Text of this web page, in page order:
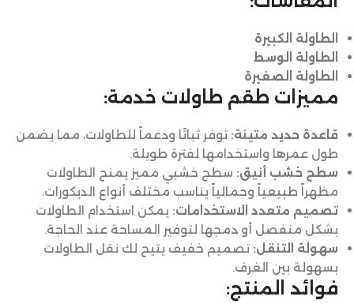
الطاولة الكبيرة
الطاولة الوسط
الطاولة الصغيرة
مميزات طقم طاولات خدمة:
قاعدة حديد متينة: توفر ثباتًا ودعماً للطاولات، مما يضمن
طول عمرها واستخدامها لفترة طويلة.
سطح خشب أنيق: سطح خشبي مميز يمنح الطاولات
مظهراً طبيعياً وجمالياً يناسب مختلف أنواع الديكورات.
تصميم متعدد الاستخدامات: يمكن استخدام الطاولات
بشكل منفصل أو دمجها لتوفير المساحة عند الحاجة.
سهولة التنقل: تصميم خفيف يتيح لك نقل الطاولات
بسهولة بين الغرف.
فوائد المنتج: